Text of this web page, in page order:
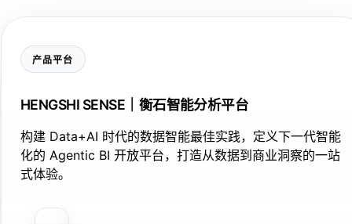
产品平台
HENGSHI SENSE｜衡石智能分析平台
构建 Data+AI 时代的数据智能最佳实践，定义下一代智能
化的 Agentic BI 开放平台，打造从数据到商业洞察的一站
式体验。